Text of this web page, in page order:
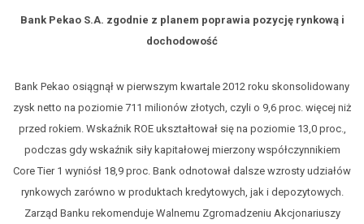
Bank Pekao S.A. zgodnie z planem poprawia pozycję rynkową i
dochodowość
Bank Pekao osiągnął w pierwszym kwartale 2012 roku skonsolidowany
zysk netto na poziomie 711 milionów złotych, czyli o 9,6 proc. więcej niż
przed rokiem. Wskaźnik ROE ukształtował się na poziomie 13,0 proc.,
podczas gdy wskaźnik siły kapitałowej mierzony współczynnikiem
Core Tier 1 wyniósł 18,9 proc. Bank odnotował dalsze wzrosty udziałów
rynkowych zarówno w produktach kredytowych, jak i depozytowych.
Zarząd Banku rekomenduje Walnemu Zgromadzeniu Akcjonariuszy